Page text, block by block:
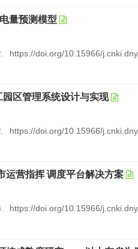
量预测模型
https://doi.org/10.15966/
区管理系统设计与实现
https://doi.org/10.15966/
运营指挥 调度平台解决方案
https://doi.org/10.15966/